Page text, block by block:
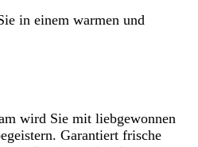
in einem warmen und
wird Sie mit liebgewonnen
Garantiert frische